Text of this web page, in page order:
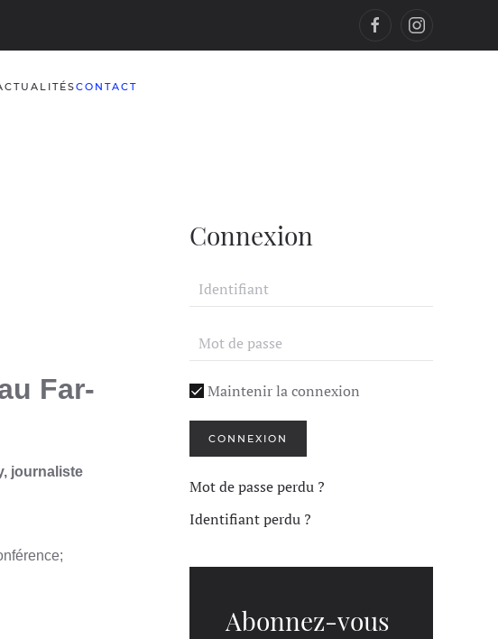
CONTACT
Far-
journaliste
Connexion
Maintenir la connexion
CONNEXION
Mot de passe perdu ?
Identifiant perdu ?
Abonnez-vous